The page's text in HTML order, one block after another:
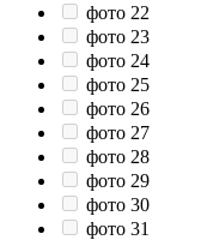
фото 22
фото 23
фото 24
фото 25
фото 26
фото 27
фото 28
фото 29
фото 30
фото 31